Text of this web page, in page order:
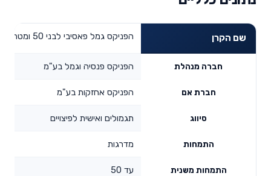
שם הקרן הפניקס גמל פאסיבי לבני 50 ומטה
חברה מנהלת הפניקס פנסיה וגמל בע"מ
חברת אם הפניקס אחזקות בע"מ
סיווג תגמולים ואישית לפיצויים
התמחות מדרגות
התמחות משנית עד 50